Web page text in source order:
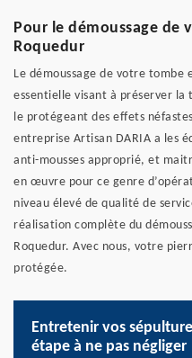
Pour le démoussage de
Roquedur
Le démoussage de votre tombe
essentielle visant à préserver
le protégeant des effets
entreprise Artisan DARIA a les
anti-mousses approprié, et
en œuvre pour ce genre
niveau élevé de qualité de
réalisation complète du
Roquedur. Avec nous, votre
protégée.
Entretenir vos
étape à ne pas négliger